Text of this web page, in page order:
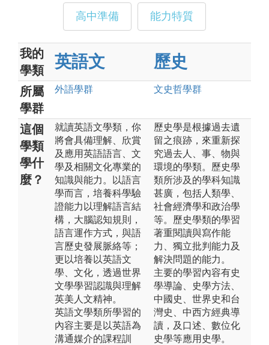
高中準備 能力特質
我的
學類
英語文 歷史
所屬
學群
外語學群 文史哲學群
這個
學類
學什
麼？
就讀英語文學類，你
將會具備理解、欣賞
及應用英語語言、文
學及相關文化專業的
知識與能力。以語言
學而言，培養科學驗
證能力以理解語言結
構，大腦認知規則，
語言運作方式，與語
言歷史發展脈絡等；
更以培養以英語文
學、文化，透過世界
文學學習認識與理解
英美人文精神。
英語文學類所學習的
內容主要是以英語為
溝通媒介的課程訓
歷史學是根據過去遺
留之痕跡，來重新探
究過去人、事、物與
環境的學類。歷史學
類所涉及的學科知識
甚廣，包括人類學、
社會經濟學和政治學
等。歷史學類的學習
著重閱讀與寫作能
力、獨立批判能力及
解決問題的能力。
主要的學習內容有史
學導論、史學方法、
中國史、世界史和台
灣史、中西方經典導
讀，及口述、數位化
史學等應用史學。